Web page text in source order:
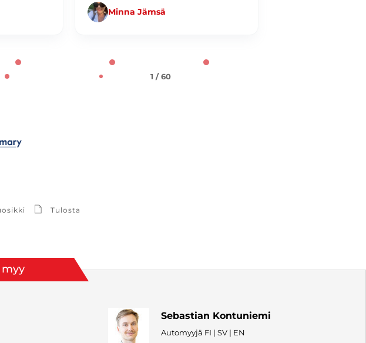
Minna Jämsä
1 / 60
Tulosta
myy
Sebastian Kontuniemi
Automyyjä FI | SV | EN